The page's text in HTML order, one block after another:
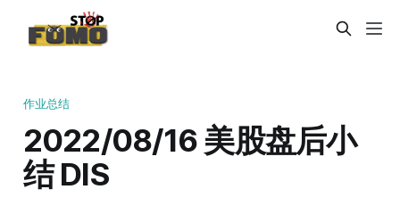
作业总结
2022/08/16 美股盘后小
结 DIS